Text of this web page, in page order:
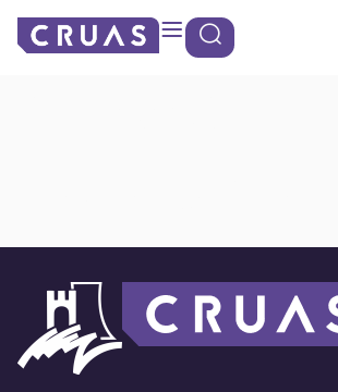
Panneau de gestion des cookies
principal